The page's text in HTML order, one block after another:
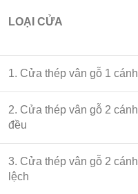
LOẠI CỬA
1. Cửa thép vân gỗ 1 cánh
2. Cửa thép vân gỗ 2 cánh
đều
3. Cửa thép vân gỗ 2 cánh
lệch